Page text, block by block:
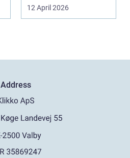
belægningen en helt
centra...
12 April 2026
Address